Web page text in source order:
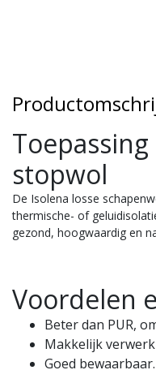
stopwol
De Isolena losse
thermische- of
gezond, hoogwaardig en
Voordelen
Beter dan PUR,
Makkelijk
Goed
voegenband